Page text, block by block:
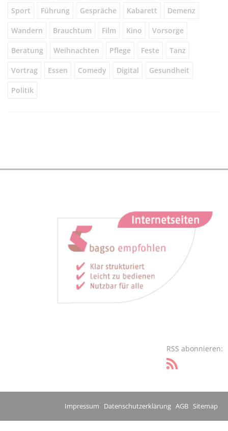
Sport Führung Gespräche Kabarett Demenz
Wandern Brauchtum Film Kino Vorsorge
Beratung Weihnachten Pflege Feste Tanz
Vortrag Essen Comedy Digital Gesundheit
Politik
RSS abonnieren:
Impressum Datenschutzerklärung AGB Sitemap